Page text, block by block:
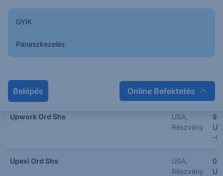
GYIK
Panaszkezelés
Belépés Online Befektetés
Részvény
Upwork Ord Shs
USA,
Részvény
-
Upexi Ord Shs
USA,
Részvény